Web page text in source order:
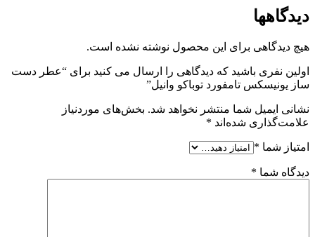
دیدگاهها
هیچ دیدگاهی برای این محصول نوشته نشده است.
اولین نفری باشید که دیدگاهی را ارسال می کنید برای “عطر دست
ساز یونیسکس تامفورد توباکو وانیل”
نشانی ایمیل شما منتشر نخواهد شد. بخش‌های موردنیاز
علامت‌گذاری شده‌اند *
امتیاز شما *
دیدگاه شما *